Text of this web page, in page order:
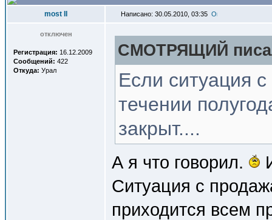
most II Написано: 30.05.2010, 03:35
отключен
Регистрация: 16.12.2009
Сообщений: 422
Откуда: Урал
СМОТРЯЩИЙ
Если ситуация
течении
закрыт....
А я что говорил.
Ситуация с
приходится всем